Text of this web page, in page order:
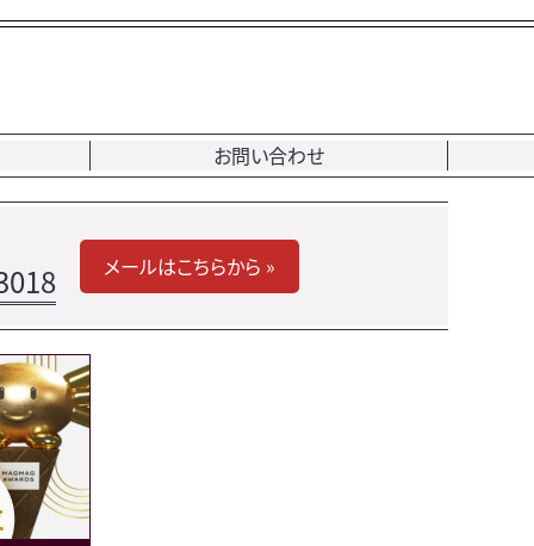
お問い合わせ
メールはこちらから »